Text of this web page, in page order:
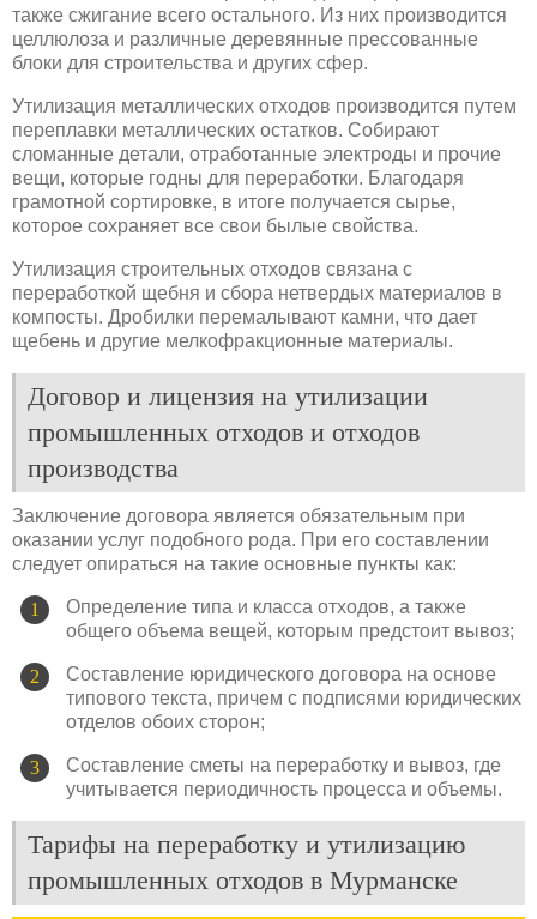
также сжигание всего остального. Из них производится
целлюлоза и различные деревянные прессованные
блоки для строительства и других сфер.
Утилизация металлических отходов производится путем
переплавки металлических остатков. Собирают
сломанные детали, отработанные электроды и прочие
вещи, которые годны для переработки. Благодаря
грамотной сортировке, в итоге получается сырье,
которое сохраняет все свои былые свойства.
Утилизация строительных отходов связана с
переработкой щебня и сбора нетвердых материалов в
компосты. Дробилки перемалывают камни, что дает
щебень и другие мелкофракционные материалы.
Договор и лицензия на утилизации
промышленных отходов и отходов
производства
Заключение договора является обязательным при
оказании услуг подобного рода. При его составлении
следует опираться на такие основные пункты как:
Определение типа и класса отходов, а также
общего объема вещей, которым предстоит вывоз;
Составление юридического договора на основе
типового текста, причем с подписями юридических
отделов обоих сторон;
Составление сметы на переработку и вывоз, где
учитывается периодичность процесса и объемы.
Тарифы на переработку и утилизацию
промышленных отходов в Мурманске